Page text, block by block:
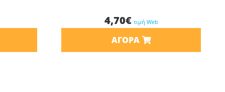
4,70€ τιμή Web
ΑΓΟΡΆ